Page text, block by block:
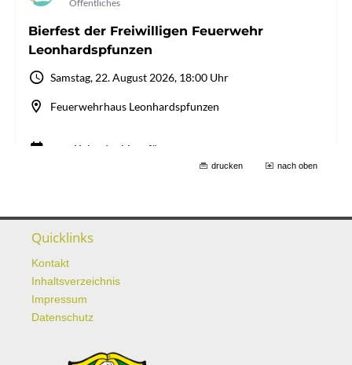
drucken nach oben
Quicklinks
Kontakt
Inhaltsverzeichnis
Impressum
Datenschutz